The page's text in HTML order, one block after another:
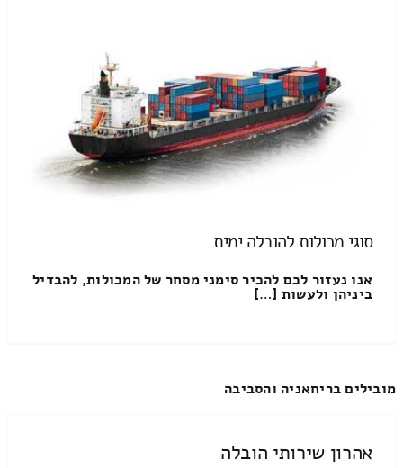
סוגי מכולות להובלה ימית
אנו נעזור לכם להכיר סימני מסחר של המכולות, להבדיל
ביניהן ולעשות […]
מובילים בריחאניה והסביבה
אהרון שירותי הובלה